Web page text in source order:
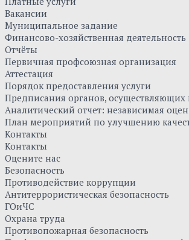
Вакансии
Муниципальное задание
Финансово-хозяйственная деятельность
Отчёты
Первичная профсоюзная организация
Аттестация
Порядок предоставления услуги
Предписания органов, осуществляющих
Аналитический отчет: независимая
План мероприятий по улучшению
Контакты
Контакты
Оцените нас
Безопасность
Противодействие коррупции
Антитеррористическая безопасность
ГОиЧС
Охрана труда
Противопожарная безопасность